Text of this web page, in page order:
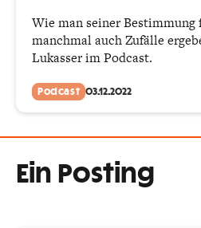
Wie man seiner
manchmal auch Zufälle
Lukasser im Podcast.
Podcast 03.12.2022
Ein Posting